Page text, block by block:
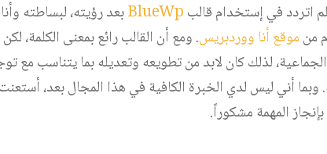
اتردد في إستخدام قالبBlueWpبعد رؤيته، لبساطته
منموقع أنا ووردبريس. ومع أن القالب رائع بمعنى الكلمة،
لذلك كان لابد من تطويعه وتعديله بما يتناسب مع
أني ليس لدي الخبرة الكافية في هذا المجال بعد،
المهمة مشكوراً.